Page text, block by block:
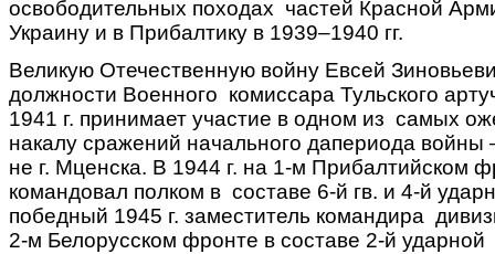
освободительных походах частей Красной
Украину и в Прибалтику в 1939–1940 гг.
Великую Отечественную войну Евсей
должности Военного комиссара Тульского
1941 г. принимает участие в одном из самых
накалу сражений начального дапериода
не г. Мценска. В 1944 г. на 1-м Прибалтийском
командовал полком в составе 6-й гв. и 4-й
победный 1945 г. заместитель командира
2-м Белорусском фронте в составе 2-й